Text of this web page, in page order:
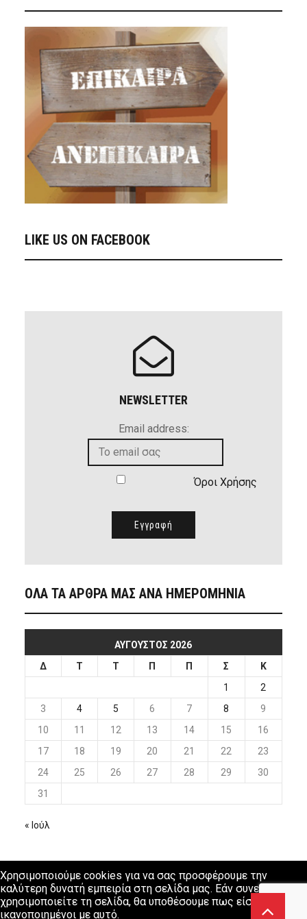
LIKE US ON FACEBOOK
NEWSLETTER
Email address:
Όροι Χρήσης
ΟΛΑ ΤΑ ΑΡΘΡΑ ΜΑΣ ΑΝΑ ΗΜΕΡΟΜΗΝΙΑ
ΑΎΓΟΥΣΤΟΣ 2026
Δ
Τ Τ Π Π Σ
Κ
1
2
3
4 5 6 7 8
9
10
11 12 13 14 15
16
17
18 19 20 21 22
23
24
25 26 27 28 29
30
31
« Ιούλ
Χρησιμοποιούμε cookies για να σας προσφέρουμε την
καλύτερη δυνατή εμπειρία στη σελίδα μας. Εάν συνεχίσετε να
χρησιμοποιείτε τη σελίδα, θα υποθέσουμε πως είστε
ικανοποιημένοι με αυτό.